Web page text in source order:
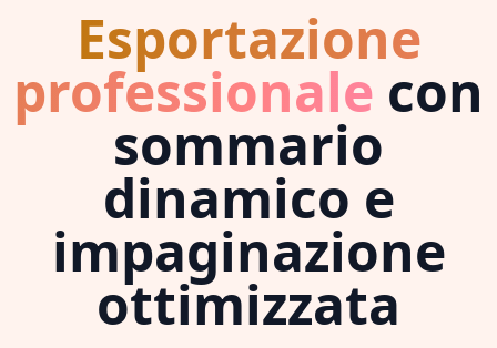
Esportazione
professionale con
sommario
dinamico e
impaginazione
ottimizzata